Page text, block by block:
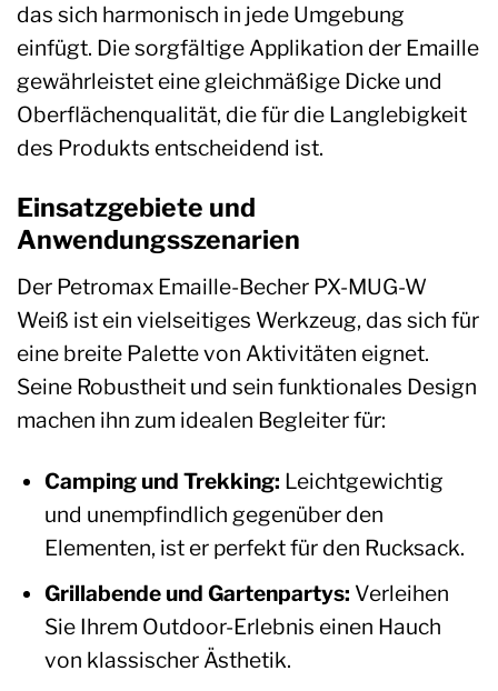
das sich harmonisch in jede Umgebung
einfügt. Die sorgfältige Applikation der Emaille
gewährleistet eine gleichmäßige Dicke und
Oberflächenqualität, die für die Langlebigkeit
des Produkts entscheidend ist.
Einsatzgebiete und
Anwendungsszenarien
Der Petromax Emaille-Becher PX-MUG-W
Weiß ist ein vielseitiges Werkzeug, das sich für
eine breite Palette von Aktivitäten eignet.
Seine Robustheit und sein funktionales Design
machen ihn zum idealen Begleiter für:
Camping und Trekking: Leichtgewichtig
und unempfindlich gegenüber den
Elementen, ist er perfekt für den Rucksack.
Grillabende und Gartenpartys: Verleihen
Sie Ihrem Outdoor-Erlebnis einen Hauch
von klassischer Ästhetik.